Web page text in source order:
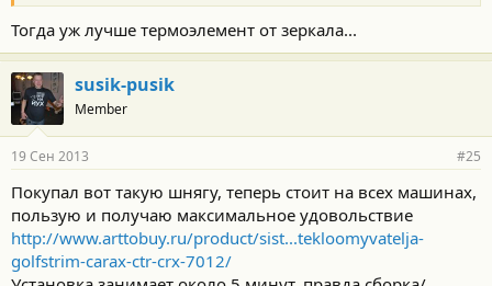
Тогда уж лучше термоэлемент от зеркала...
susik-pusik
Member
19 Сен 2013 #25
Покупал вот такую шнягу, теперь стоит на всех машинах,
пользую и получаю максимальное удовольствие
http://www.arttobuy.ru/product/sist...tekloomyvatelja-
golfstrim-carax-ctr-crx-7012/